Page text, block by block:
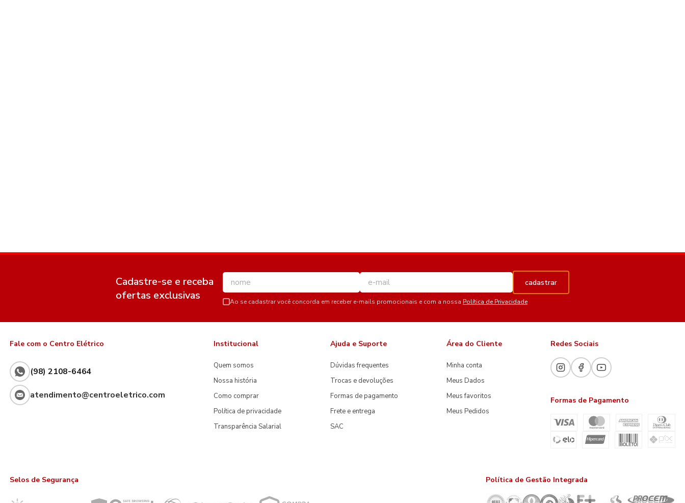
Cadastre-se e receba
ofertas exclusivas
cadastrar
Ao se cadastrar você concorda em receber e-mails promocionais e com a nossa Política de Privacidade
Fale com o Centro Elétrico
(98) 2108-6464
atendimento@centroeletrico.com
Institucional
Quem somos
Nossa história
Como comprar
Política de privacidade
Transparência Salarial
Ajuda e Suporte
Dúvidas frequentes
Trocas e devoluções
Formas de pagamento
Frete e entrega
SAC
Área do Cliente
Minha conta
Meus Dados
Meus favoritos
Meus Pedidos
Redes Sociais
Formas de Pagamento
Selos de Segurança Política de Gestão Integrada